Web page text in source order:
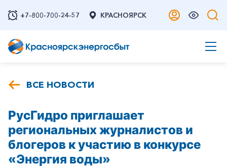
+7-800-700-24-57 КРАСНОЯРСК
ВСЕ НОВОСТИ
РусГидро приглашает
региональных журналистов и
блогеров к участию в конкурсе
«Энергия воды»